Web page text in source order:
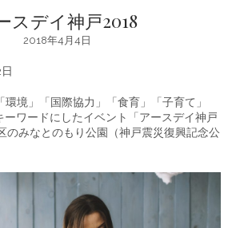
スデイ神戸2018
2018年4月4日
境」「国際協力」「食育」「子育て」
ーワードにしたイベント「アースデイ神戸
のみなとのもり公園（神戸震災復興記念公